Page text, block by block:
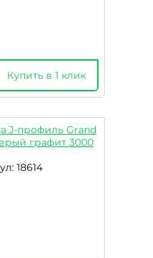
Купить в 1 клик
J-профиль Grand
графит 3000
18614